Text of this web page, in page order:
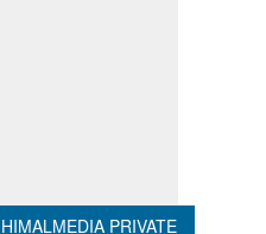
HIMALMEDIA PRIVATE